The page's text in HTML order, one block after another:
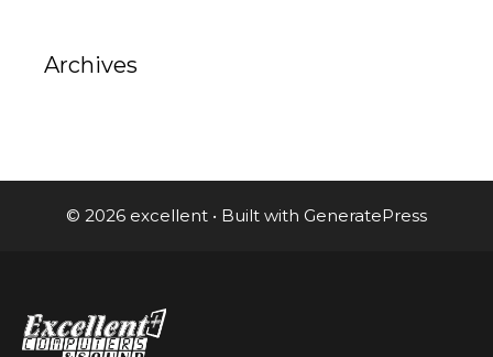
Archives
© 2026 excellent • Built with GeneratePress